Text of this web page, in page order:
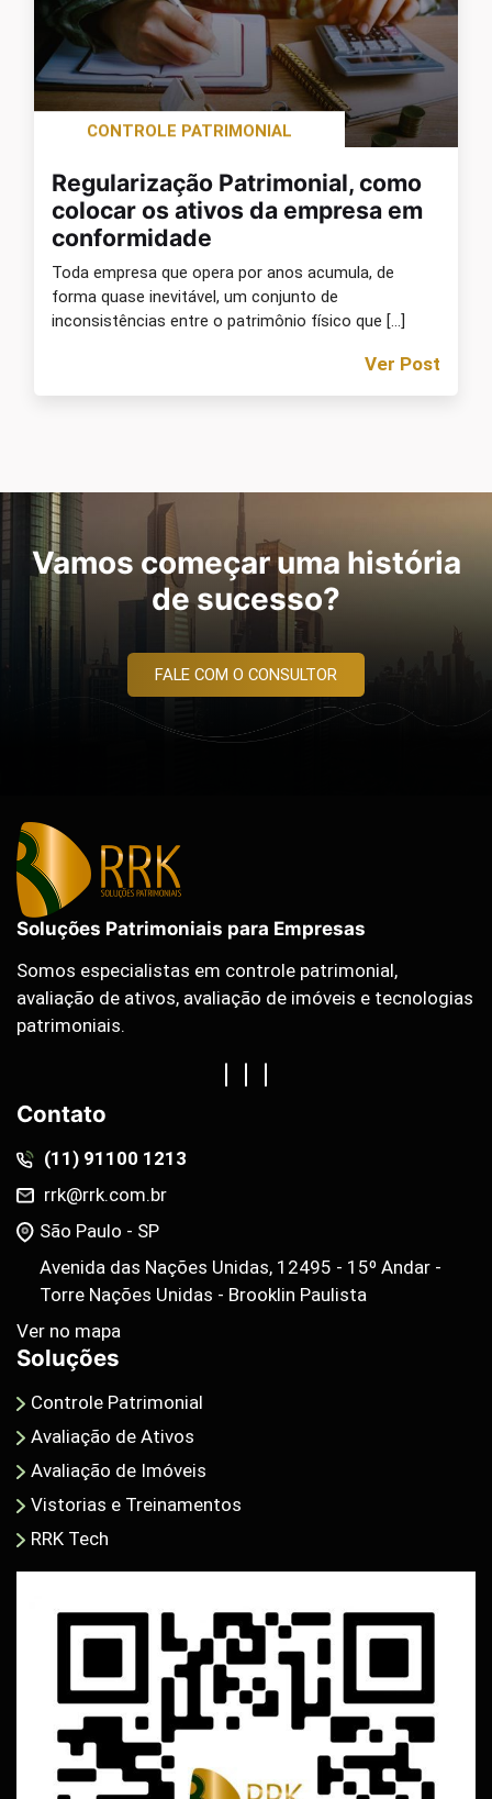
CONTROLE PATRIMONIAL
Regularização Patrimonial, como
colocar os ativos da empresa em
conformidade
Toda empresa que opera por anos acumula, de
forma quase inevitável, um conjunto de
inconsistências entre o patrimônio físico que […]
Ver Post
Vamos começar uma história
de sucesso?
FALE COM O CONSULTOR
Soluções Patrimoniais para Empresas
Somos especialistas em controle patrimonial,
avaliação de ativos, avaliação de imóveis e tecnologias
patrimoniais.
Contato
(11) 91100 1213
rrk@rrk.com.br
São Paulo - SP
Avenida das Nações Unidas, 12495 - 15º Andar -
Torre Nações Unidas - Brooklin Paulista
Ver no mapa
Soluções
Controle Patrimonial
Avaliação de Ativos
Avaliação de Imóveis
Vistorias e Treinamentos
RRK Tech